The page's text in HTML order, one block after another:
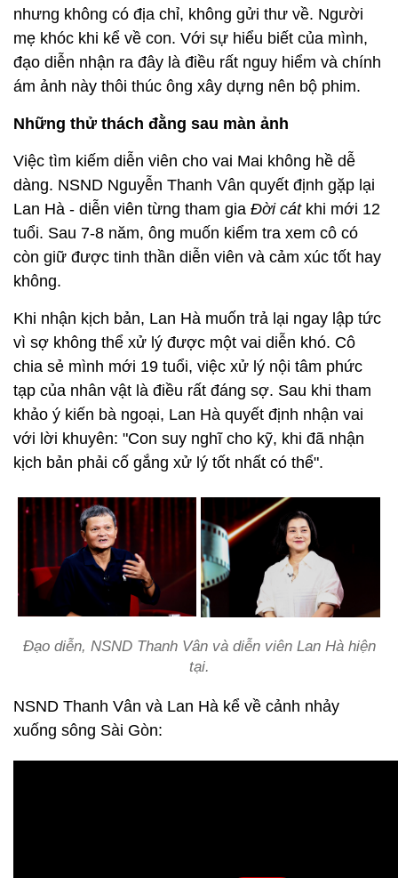
nhưng không có địa chỉ, không gửi thư về. Người
mẹ khóc khi kể về con. Với sự hiểu biết của mình,
đạo diễn nhận ra đây là điều rất nguy hiểm và chính
ám ảnh này thôi thúc ông xây dựng nên bộ phim.
Những thử thách đằng sau màn ảnh
Việc tìm kiếm diễn viên cho vai Mai không hề dễ
dàng. NSND Nguyễn Thanh Vân quyết định gặp lại
Lan Hà - diễn viên từng tham gia Đời cát khi mới 12
tuổi. Sau 7-8 năm, ông muốn kiểm tra xem cô có
còn giữ được tinh thần diễn viên và cảm xúc tốt hay
không.
Khi nhận kịch bản, Lan Hà muốn trả lại ngay lập tức
vì sợ không thể xử lý được một vai diễn khó. Cô
chia sẻ mình mới 19 tuổi, việc xử lý nội tâm phức
tạp của nhân vật là điều rất đáng sợ. Sau khi tham
khảo ý kiến bà ngoại, Lan Hà quyết định nhận vai
với lời khuyên: "Con suy nghĩ cho kỹ, khi đã nhận
kịch bản phải cố gắng xử lý tốt nhất có thể".
Đạo diễn, NSND Thanh Vân và diễn viên Lan Hà hiện
tại.
NSND Thanh Vân và Lan Hà kể về cảnh nhảy
xuống sông Sài Gòn: